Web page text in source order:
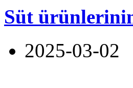
Süt
2025-03-02